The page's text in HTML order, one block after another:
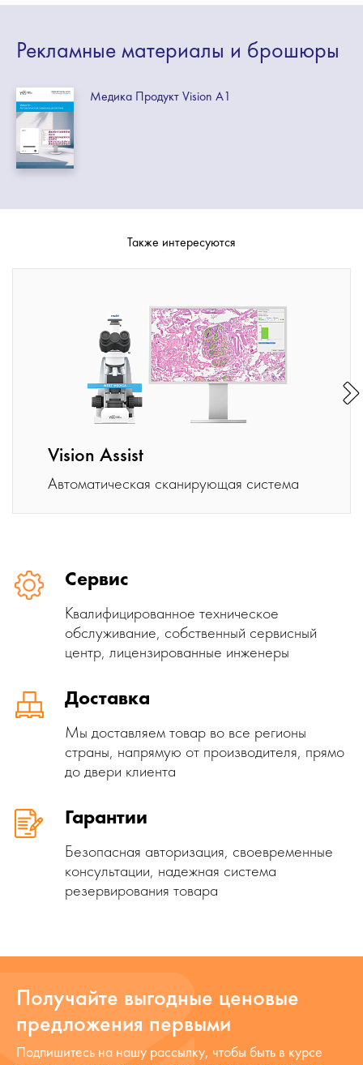
Рекламные материалы и брошюры
Медика Продукт Vision A1
Также интересуются
Vision Assist
Автоматическая сканирующая система
Сервис
Квалифицированное техническое
обслуживание, собственный сервисный
центр, лицензированные инженеры
Доставка
Мы доставляем товар во все регионы
страны, напрямую от производителя, прямо
до двери клиента
Гарантии
Безопасная авторизация, своевременные
консультации, надежная система
резервирования товара
Получайте выгодные ценовые
предложения первыми
Подпишитесь на нашу рассылку, чтобы быть в курсе